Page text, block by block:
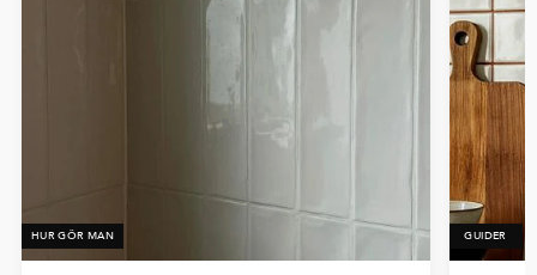
HUR GÖR MAN GUIDER